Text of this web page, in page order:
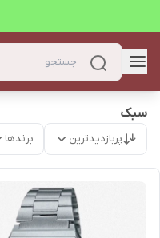
سبک
پربازدیدترین برندها